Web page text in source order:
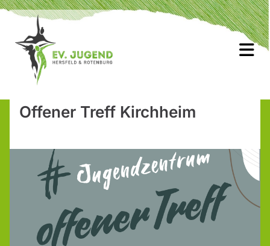
Offener Treff Kirchheim